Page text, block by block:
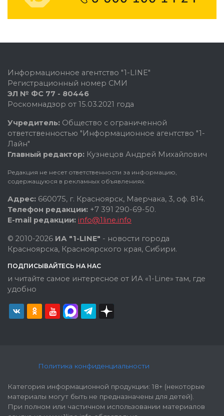
Информационное агентство "1-LINE"
Регистрационный номер СМИ
ЭЛ № ФС 77 - 80446
Роскомнадзор от 15.03.2021 года
Учредитель: Общество с ограниченной
ответственностью "Информационное агентство "1-
Лайн"
Главный редактор: Кузнецов Андрей Михайлович
Редакция не несет ответственности за информацию,
содержащуюся в рекламных объявлениях.
Адрес: 660075, г. Красноярск, Маерчака, 3, оф. 814.
Телефон редакции: +7 391 290-69-50.
E-mail редакции: info@1line.info
© 2010-2026 ИА "1-LINE" - новости города
Красноярска, Красноярского края, Сибири.
ПОДПИСЫВАЙТЕСЬ НА НАС
и читайте самое интересное от ИА «1-Line» там, где
удобно
Политика конфиденциальности
Категория информационной продукции: 18+ (некоторые
материалы могут быть не предназначены для детей).
При полном или частичном использовании материалов